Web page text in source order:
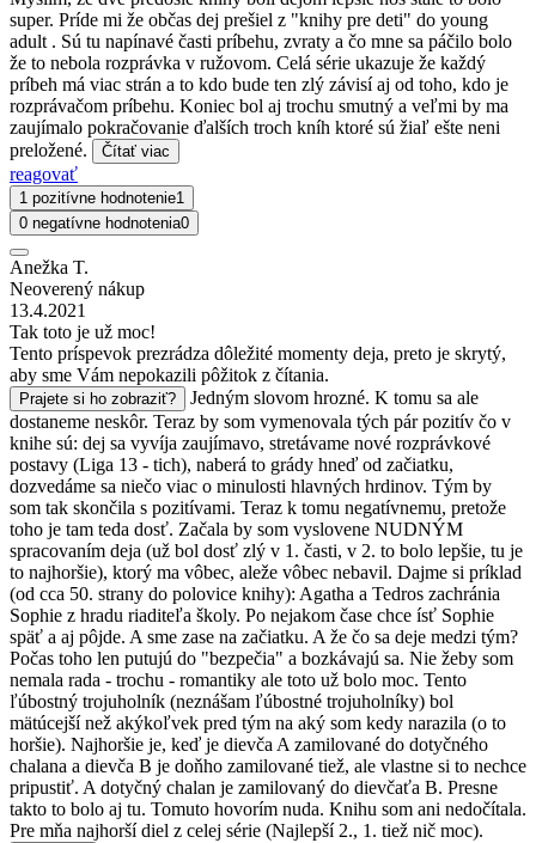
super. Príde mi že občas dej prešiel z "knihy pre deti" do young
adult . Sú tu napínavé časti príbehu, zvraty a čo mne sa páčilo bolo
že to nebola rozprávka v ružovom. Celá série ukazuje že každý
príbeh má viac strán a to kdo bude ten zlý závisí aj od toho, kdo je
rozprávačom príbehu. Koniec bol aj trochu smutný a veľmi by ma
zaujímalo pokračovanie ďalších troch kníh ktoré sú žiaľ ešte neni
preložené.
Čítať viac
reagovať
1 pozitívne hodnotenie1
0 negatívne hodnotenia0
Anežka T.
Neoverený nákup
13.4.2021
Tak toto je už moc!
Tento príspevok prezrádza dôležité momenty deja, preto je skrytý,
aby sme Vám nepokazili pôžitok z čítania.
Prajete si ho zobraziť?
Jedným slovom hrozné. K tomu sa ale
dostaneme neskôr. Teraz by som vymenovala tých pár pozitív čo v
knihe sú: dej sa vyvíja zaujímavo, stretávame nové rozprávkové
postavy (Liga 13 - tich), naberá to grády hneď od začiatku,
dozvedáme sa niečo viac o minulosti hlavných hrdinov. Tým by
som tak skončila s pozitívami. Teraz k tomu negatívnemu, pretože
toho je tam teda dosť. Začala by som vyslovene NUDNÝM
spracovaním deja (už bol dosť zlý v 1. časti, v 2. to bolo lepšie, tu je
to najhoršie), ktorý ma vôbec, aleže vôbec nebavil. Dajme si príklad
(od cca 50. strany do polovice knihy): Agatha a Tedros zachránia
Sophie z hradu riaditeľa školy. Po nejakom čase chce ísť Sophie
späť a aj pôjde. A sme zase na začiatku. A že čo sa deje medzi tým?
Počas toho len putujú do "bezpečia" a bozkávajú sa. Nie žeby som
nemala rada - trochu - romantiky ale toto už bolo moc. Tento
ľúbostný trojuholník (neznášam ľúbostné trojuholníky) bol
mätúcejší než akýkoľvek pred tým na aký som kedy narazila (o to
horšie). Najhoršie je, keď je dievča A zamilované do dotyčného
chalana a dievča B je doňho zamilované tiež, ale vlastne si to nechce
pripustiť. A dotyčný chalan je zamilovaný do dievčaťa B. Presne
takto to bolo aj tu. Tomuto hovorím nuda. Knihu som ani nedočítala.
Pre mňa najhorší diel z celej série (Najlepší 2., 1. tiež nič moc).